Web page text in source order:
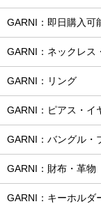
GARNI：即日購入可
GARNI：ネックレス
GARNI：リング
GARNI：ピアス・イ
GARNI：バングル・
GARNI：財布・革物
GARNI：キーホルダ